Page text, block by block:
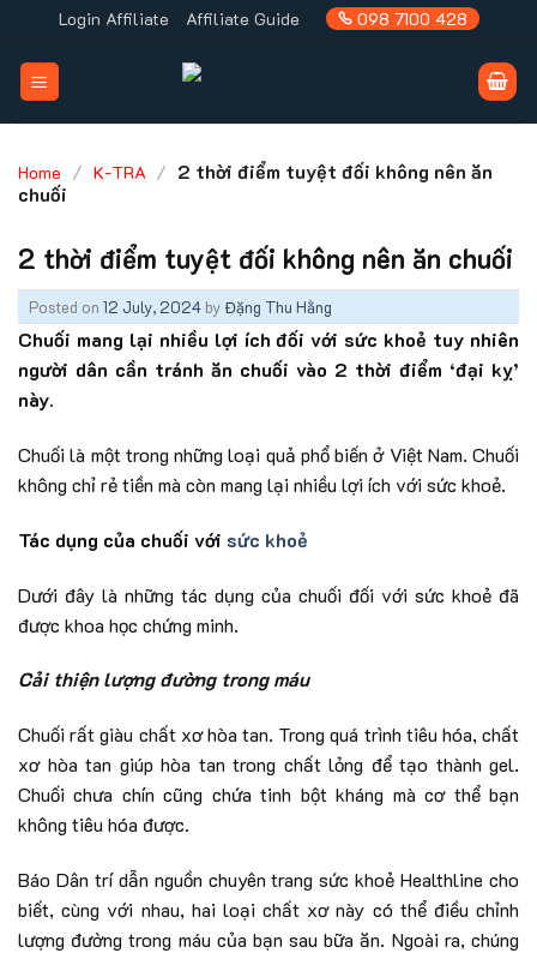
to
content
Login Affiliate Affiliate Guide 098 7100 428
Home / K-TRA / 2 thời điểm tuyệt đối không nên ăn
chuối
2 thời điểm tuyệt đối không nên ăn chuối
Posted on 12 July, 2024 byĐặng Thu Hằng
Chuối mang lại nhiều lợi ích đối với sức khoẻ tuy nhiên
người dân cần tránh ăn chuối vào 2 thời điểm ‘đại kỵ’
này.
Chuối là một trong những loại quả phổ biến ở Việt Nam. Chuối
không chỉ rẻ tiền mà còn mang lại nhiều lợi ích với sức khoẻ.
Tác dụng của chuối với sức khoẻ
Dưới đây là những tác dụng của chuối đối với sức khoẻ đã
được khoa học chứng minh.
Cải thiện lượng đường trong máu
Chuối rất giàu chất xơ hòa tan. Trong quá trình tiêu hóa, chất
xơ hòa tan giúp hòa tan trong chất lỏng để tạo thành gel.
Chuối chưa chín cũng chứa tinh bột kháng mà cơ thể bạn
không tiêu hóa được.
Báo Dân trí dẫn nguồn chuyên trang sức khoẻ Healthline cho
biết, cùng với nhau, hai loại chất xơ này có thể điều chỉnh
lượng đường trong máu của bạn sau bữa ăn. Ngoài ra, chúng